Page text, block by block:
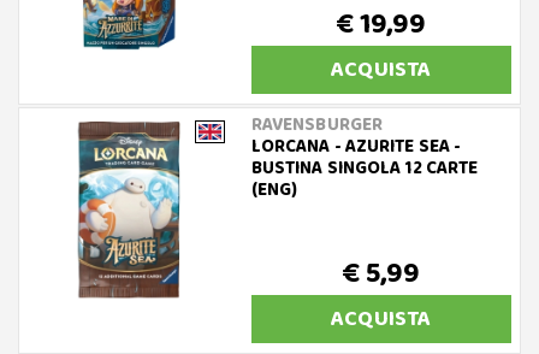
€ 19,99
ACQUISTA
RAVENSBURGER
LORCANA - AZURITE SEA -
BUSTINA SINGOLA 12 CARTE
(ENG)
€ 5,99
ACQUISTA